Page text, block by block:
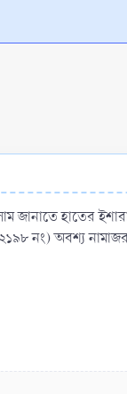
জানাতে হাতের
নং) অবশ্য